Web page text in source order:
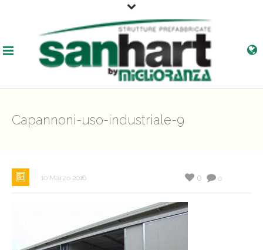
Capannoni-uso-industriale-9
10 Marzo 2016 0
0